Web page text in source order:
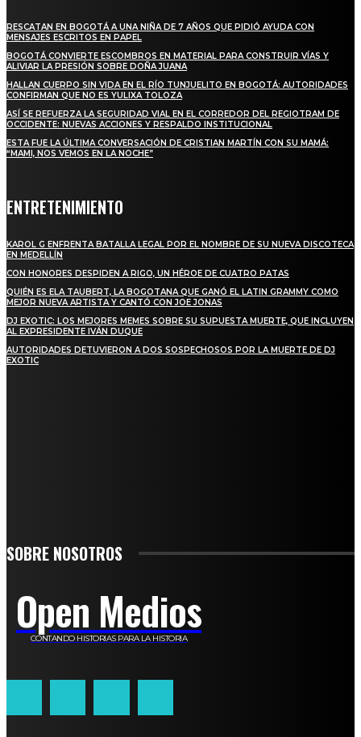
RESCATAN EN BOGOTÁ A UNA NIÑA DE 7 AÑOS QUE PIDIÓ AYUDA CON
MENSAJES ESCRITOS EN PAPEL
BOGOTÁ CONVIERTE ESCOMBROS EN MATERIAL PARA CONSTRUIR VÍAS Y
ALIVIAR LA PRESIÓN SOBRE DOÑA JUANA
HALLAN CUERPO SIN VIDA EN EL RÍO TUNJUELITO EN BOGOTÁ: AUTORIDADES
CONFIRMAN QUE NO ES YULIXA TOLOZA
ASÍ SE REFUERZA LA SEGURIDAD VIAL EN EL CORREDOR DEL REGIOTRAM DE
OCCIDENTE: NUEVAS ACCIONES Y RESPALDO INSTITUCIONAL
ESTA FUE LA ÚLTIMA CONVERSACIÓN DE CRISTIAN MARTÍN CON SU MAMÁ:
“MAMI, NOS VEMOS EN LA NOCHE”
ENTRETENIMIENTO
KAROL G ENFRENTA BATALLA LEGAL POR EL NOMBRE DE SU NUEVA DISCOTECA
EN MEDELLÍN
CON HONORES DESPIDEN A RIGO, UN HÉROE DE CUATRO PATAS
QUIÉN ES ELA TAUBERT, LA BOGOTANA QUE GANÓ EL LATIN GRAMMY COMO
MEJOR NUEVA ARTISTA Y CANTÓ CON JOE JONAS
DJ EXOTIC: LOS MEJORES MEMES SOBRE SU SUPUESTA MUERTE, QUE INCLUYEN
AL EXPRESIDENTE IVÁN DUQUE
AUTORIDADES DETUVIERON A DOS SOSPECHOSOS POR LA MUERTE DE DJ
EXOTIC
SOBRE NOSOTROS
Open Medios
CONTANDO HISTORIAS PARA LA HISTORIA